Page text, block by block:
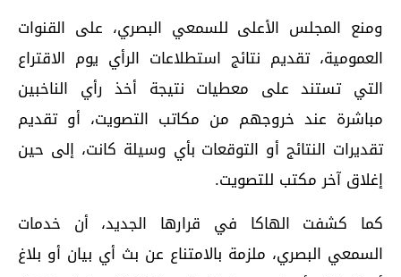
ومنع المجلس الأعلى للسمعي البصري، على القنوات
العمومية، تقديم نتائج استطلاعات الرأي يوم الاقتراع
التي تستند على معطيات نتيجة أخذ رأي الناخبين
مباشرة عند خروجهم من مكاتب التصويت، أو تقديم
تقديرات النتائج أو التوقعات بأي وسيلة كانت، إلى حين
إغلاق آخر مكتب للتصويت.
كما كشفت الهاكا في قرارها الجديد، أن خدمات
السمعي البصري، ملزمة بالامتناع عن بث أي بيان أو بلاغ